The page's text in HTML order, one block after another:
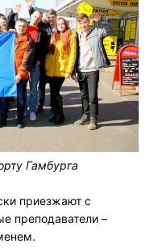
Гамбурга
приезжают с
преподаватели –